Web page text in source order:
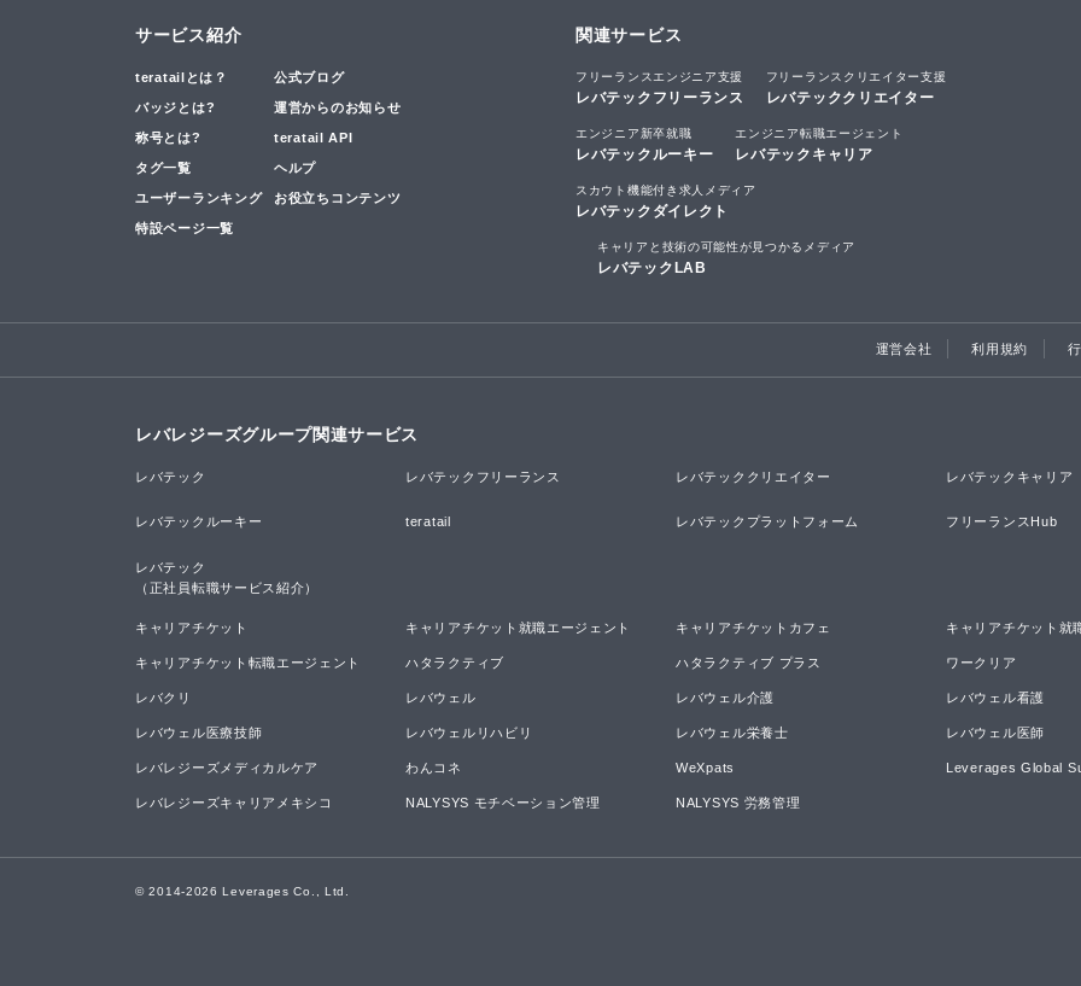
サービス紹介
teratailとは？ 公式ブログ
バッジとは? 運営からのお知らせ
称号とは? teratail API
タグ一覧 ヘルプ
ユーザーランキング お役立ちコンテンツ
特設ページ一覧
関連サービス
フリーランスエンジニア支援
レバテックフリーランス
フリーランスクリエイター支援
レバテッククリエイター
エンジニア新卒就職
レバテックルーキー
エンジニア転職エージェント
レバテックキャリア
スカウト機能付き求人メディア
レバテックダイレクト
キャリアと技術の可能性が見つかるメディア
レバテックLAB
運営会社 利用規約
レバレジーズグループ関連サービス
レバテック レバテックフリーランス レバテッククリエイター レバテックキャリア
レバテックルーキー teratail レバテックプラットフォーム フリーランスHub
レバテック
（正社員転職サービス紹介）
キャリアチケット キャリアチケット就職エージェント キャリアチケットカフェ キャリアチケット就
キャリアチケット転職エージェント ハタラクティブ ハタラクティブ プラス ワークリア
レバクリ レバウェル レバウェル介護 レバウェル看護
レバウェル医療技師 レバウェルリハビリ レバウェル栄養士 レバウェル医師
レバレジーズメディカルケア わんコネ WeXpats Leverages Global
レバレジーズキャリアメキシコ NALYSYS モチベーション管理 NALYSYS 労務管理
© 2014-2026 Leverages Co., Ltd.